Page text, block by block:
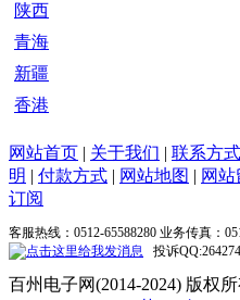
陕西
青海
新疆
香港
网站首页 关于我们 联系方式
明
付款方式 网站地图 网
订阅
客服热线：0512-65588280 业务传真：
投诉
百州电子网(2014-2024) 版权